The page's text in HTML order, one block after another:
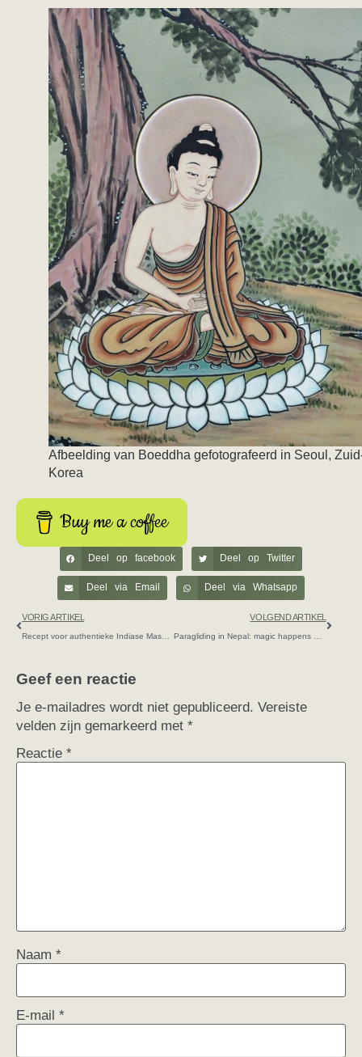
Afbeelding van Boeddha gefotografeerd in Seoul,
Korea
Buy me a coffee
Deel op facebook Deel op Twitter
Deel via Email Deel via Whatsapp
VORIG ARTIKEL VOLGEND ARTIKEL
Geef een reactie
Je e-mailadres wordt niet gepubliceerd. Vereiste
velden zijn gemarkeerd met *
Reactie *
Naam *
E-mail *